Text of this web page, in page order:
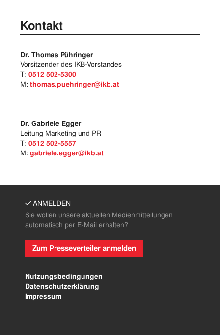
Kontakt
Dr. Thomas Pühringer
Vorsitzender des IKB-Vorstandes
T: 0512 502-5300
M: thomas.puehringer@ikb.at
Dr. Gabriele Egger
Leitung Marketing und PR
T: 0512 502-5557
M: gabriele.egger@ikb.at
ANMELDEN
Sie wollen unsere aktuellen Medienmitteilungen
automatisch per E-Mail erhalten?
Zum Presseverteiler anmelden
Nutzungsbedingungen
Datenschutzerklärung
Impressum